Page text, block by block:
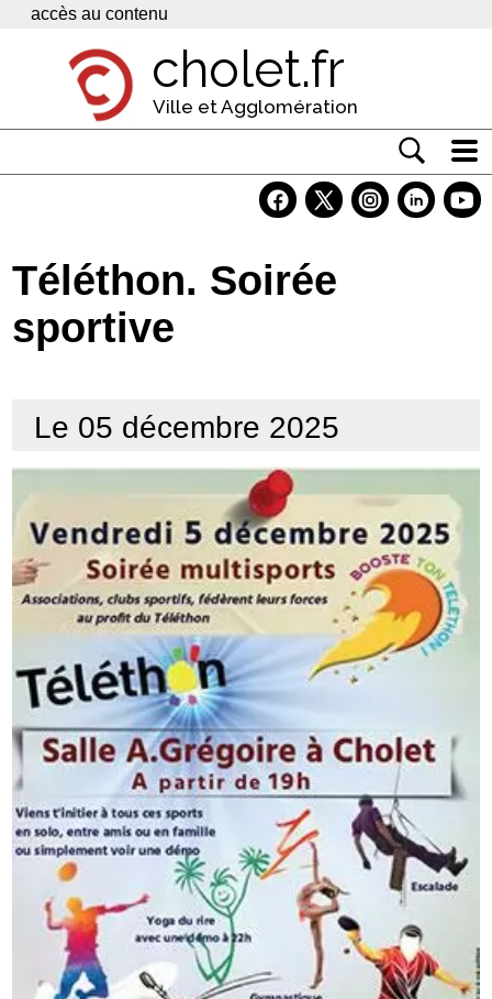
Panneau de gestion des cookies
accès au contenu
cholet.fr
Ville et Agglomération
Economie
Services
Téléthon. Soirée
sportive
Le 05 décembre 2025